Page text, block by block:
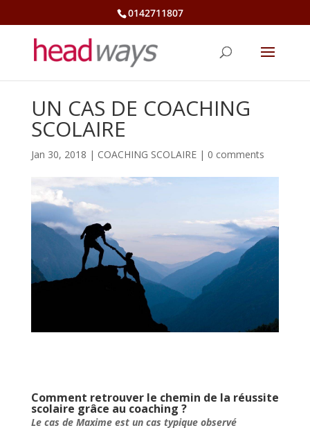
0142711807
UN CAS DE COACHING
SCOLAIRE
Jan 30, 2018 | COACHING SCOLAIRE| 0 comments
Comment retrouver le chemin de la réussite
scolaire grâce au coaching ?
Le cas de Maxime est un cas typique observé